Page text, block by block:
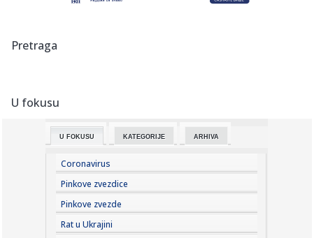
potro...
16:52:
16:50:
Vučević bez potvrde o povratku Stefanovića, Nikolića i
16:49:EIB odobrila kredit od 100 miliona evra Rumuniji
16:49:Ove lutke se hitno povlače iz prodaje: RAPEX upozorava na
opasne...
Pretraga
U fokusu
U FOKUSU KATEGORIJE ARHIVA
Coronavirus
Pinkove zvezdice
Pinkove zvezde
Rat u Ukrajini